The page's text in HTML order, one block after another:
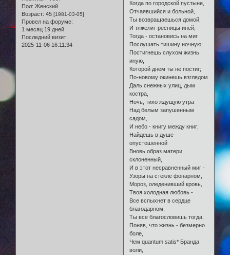
Пол: Женский
Возраст: 45 [1981-03-05]
Провел на форуме:
1 месяц 19 дней
Последний визит:
2025-11-06 16:11:34
Когда по городской пустыне,
Отчаявшийся и больной,
Ты возвращаешься домой,
И тяжелит ресницы иней,-
Тогда - остановись на миг
Послушать тишину ночную:
Постигнешь слухом жизнь
иную,
Которой днем ты не постиг;
По-новому окинешь взглядом
Даль снежных улиц, дым
костра,
Ночь, тихо ждущую утра
Над белым запушенным
садом,
И небо - книгу между книг;
Найдешь в душе
опустошенной
Вновь образ матери
склоненный,
И в этот несравненный миг -
Узоры на стекле фонарном,
Мороз, оледенивший кровь,
Твоя холодная любовь -
Все вспыхнет в сердце
благодарном,
Ты все благословишь тогда,
Поняв, что жизнь - безмерно
боле,
Чем quantum satis* Бранда
воли,